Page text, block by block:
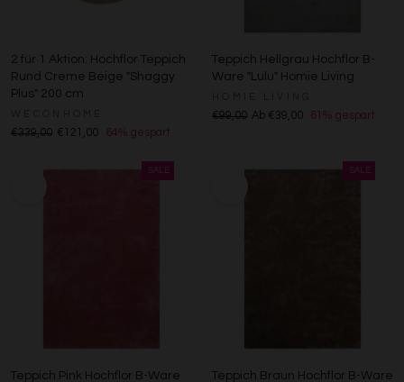
2 für 1 Aktion: Hochflor Teppich
Rund Creme Beige "Shaggy
Plus" 200 cm
€339,00 €121,00 64% gespart
Teppich Hellgrau Hochflor B-
Ware "Lulu" Homie Living
€99,00 Ab €39,00 61% gespart
Teppich Pink Hochflor B-Ware Teppich Braun Hochflor B-Ware